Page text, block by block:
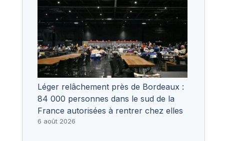
Léger relâchement près de Bordeaux :
84 000 personnes dans le sud de la
France autorisées à rentrer chez elles
6 août 2026